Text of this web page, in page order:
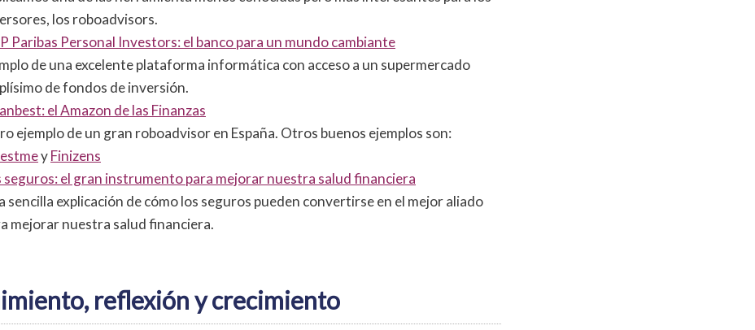
los roboadvisors.
Paribas Personal Investors: el banco para un mundo cambiante
de una excelente plataforma informática con acceso a un supermercado
de fondos de inversión.
el Amazon de las Finanzas
ejemplo de un gran roboadvisor en España. Otros buenos ejemplos son:
yFinizens
seguros: el gran instrumento para mejorar nuestra salud financiera
sencilla explicación de cómo los seguros pueden convertirse en el mejor aliado
mejorar nuestra salud financiera.
reflexión y crecimiento